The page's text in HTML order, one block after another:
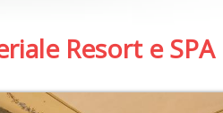
Resort e SPA